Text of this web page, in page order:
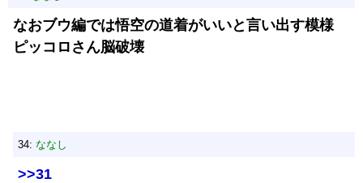
なおブウ編では悟空の道着がいいと言い出す模様
ピッコロさん脳破壊
34: ななし
>>31